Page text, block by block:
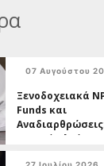
07 Αυγούστου
Ξενοδοχειακά
Funds και
Νομικό Πλαίσιο